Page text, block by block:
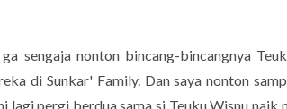
sengaja nonton bincang-bincangnya
di Sunkar' Family. Dan saya nonton
lagi pergi berdua sama si Teuku Wisnu